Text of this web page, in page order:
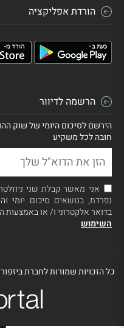
הורדת אפליקציה
הרשמה לדיוור
הירשם לסיכום היומי של שוק
חובה לכל משקיע
אני מאשר קבלת שני
נפרדת, בנושאים סיכום יומי
בדואר אלקטרוני ו/ או באמצעות
השימוש
כל הזכויות שמורות לחברת